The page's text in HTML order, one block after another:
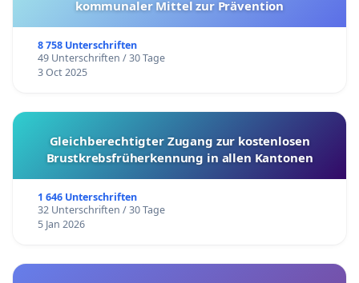
kommunaler Mittel zur Prävention
8 758 Unterschriften
49 Unterschriften / 30 Tage
3 Oct 2025
Gleichberechtigter Zugang zur kostenlosen
Brustkrebsfrüherkennung in allen Kantonen
1 646 Unterschriften
32 Unterschriften / 30 Tage
5 Jan 2026